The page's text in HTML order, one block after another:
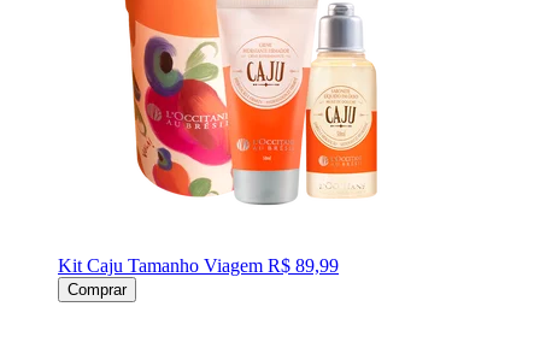
Kit Caju Tamanho Viagem R$ 89,99
Comprar